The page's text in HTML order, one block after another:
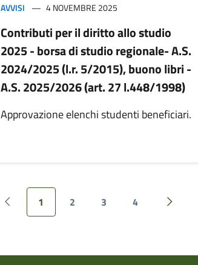
AVVISI 4 NOVEMBRE 2025
Contributi per il diritto allo studio
2025 - borsa di studio regionale- A.S.
2024/2025 (l.r. 5/2015), buono libri -
A.S. 2025/2026 (art. 27 l.448/1998)
Approvazione elenchi studenti beneficiari.
Pagina precedente
1 2 3 4
Pagina